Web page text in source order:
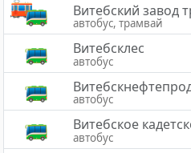
Витебский завод
автобус, трамвай
Витебсклес
автобус
автобус
Витебское
автобус